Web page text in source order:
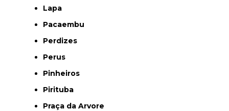
Lapa
Pacaembu
Perdizes
Perus
Pinheiros
Pirituba
Praça da Arvore